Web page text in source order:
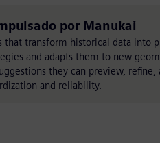
por Manukai
transform historical data into
and adapts them to new
they can preview,
and reliability.